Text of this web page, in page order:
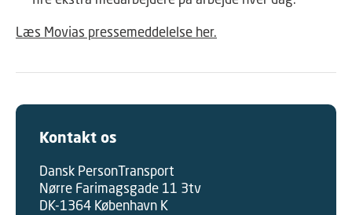
Læs Movias pressemeddelelse her.
Kontakt os
Dansk PersonTransport
Nørre Farimagsgade 11 3tv
DK-1364 København K